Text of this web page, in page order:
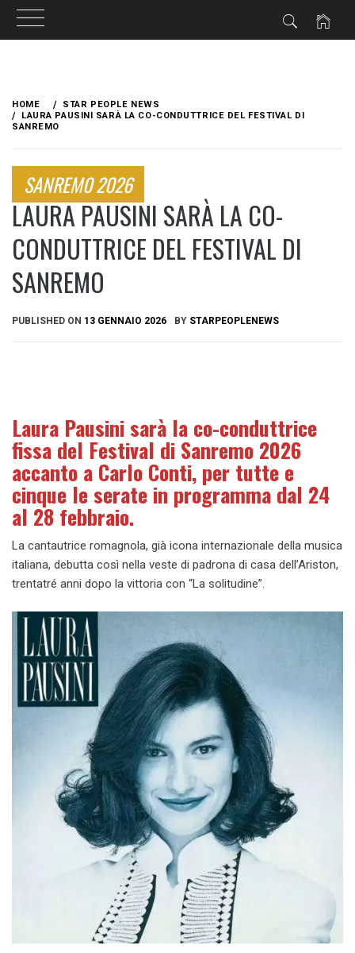
content
HOME
STAR PEOPLE NEWS
LAURA PAUSINI SARÀ LA CO-CONDUTTRICE DEL FESTIVAL DI
SANREMO
SANREM0 2026
LAURA PAUSINI SARÀ LA CO-
CONDUTTRICE DEL FESTIVAL DI
SANREMO
PUBLISHED ON 13 GENNAIO 2026 BY STARPEOPLENEWS
Laura Pausini sarà la co-conduttrice
fissa del Festival di Sanremo 2026
accanto a Carlo Conti, per tutte e
cinque le serate in programma dal 24
al 28 febbraio.
La cantautrice romagnola, già icona internazionale della musica
italiana, debutta così nella veste di padrona di casa dell’Ariston,
trentatré anni dopo la vittoria con “La solitudine”.